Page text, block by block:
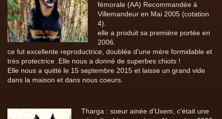
fémorale (AA) Recommandée à
Villemandeur en Mai 2005 (cotation
4).
elle a produit sa première portée en
2006.
ce fut excellente reproductrice, doublée d'une mère formidable et
très protectrice .Elle nous a donné de superbes chiots !
Elle nous a quitté le 15 septembre 2015 et laisse un grand vide
dans la maison et dans nous coeurs.
Tharga : soeur ainée d'Uxem, c'était une